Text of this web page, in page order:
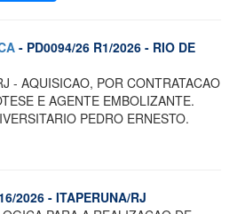
- PD0094/26 R1/2026 - RIO DE
- AQUISICAO, POR CONTRATACAO
E AGENTE EMBOLIZANTE.
PEDRO ERNESTO.
2026 - ITAPERUNA/RJ